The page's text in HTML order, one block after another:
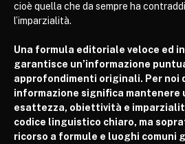
cioè quella che da sempre ha
l’imparzialità.
Una formula editoriale veloce ed
garantisce un’informazione
approfondimenti originali. Per noi
informazione significa mantenere
esattezza, obiettività e
codice linguistico chiaro, ma
ricorso a formule e luoghi comuni